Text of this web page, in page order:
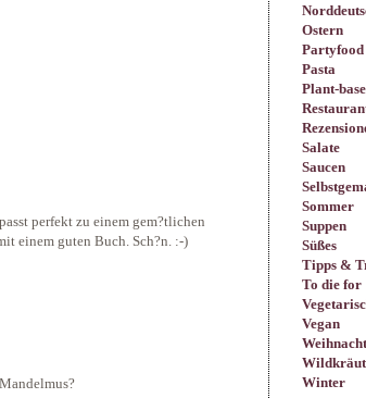
Ostern
Partyfood
Pasta
Plant-
Salate
Saucen
Sommer
Suppen
Süßes
Tipps &
To die for
Vegan
Winter
perfekt zu einem gem?tlichen
einem guten Buch. Sch?n. :-)